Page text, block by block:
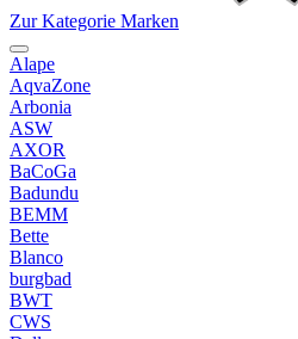
Zur Kategorie Marken
Alape
AqvaZone
Arbonia
ASW
AXOR
BaCoGa
Badundu
BEMM
Bette
Blanco
burgbad
BWT
CWS